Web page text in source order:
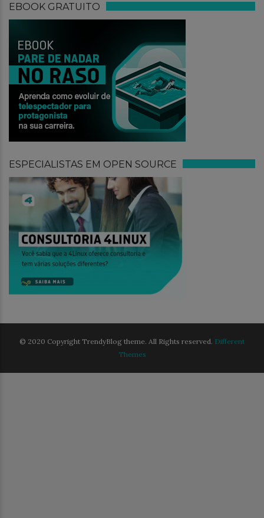
EBOOK GRATUITO
ESPECIALISTAS EM OPEN SOURCE
© 2020 Copyright TrendyBlog theme. All Rights reserved. Different
Themes